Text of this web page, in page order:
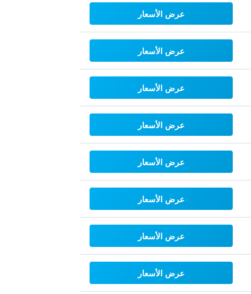
عرض الأسعار
عرض الأسعار
عرض الأسعار
عرض الأسعار
عرض الأسعار
عرض الأسعار
عرض الأسعار
عرض الأسعار